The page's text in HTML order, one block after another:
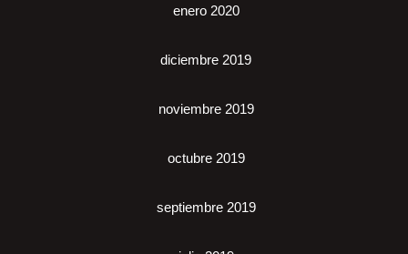
enero 2020
diciembre 2019
noviembre 2019
octubre 2019
septiembre 2019